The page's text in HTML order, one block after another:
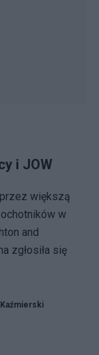
i JOW
większą
w
and
zgłosiła się